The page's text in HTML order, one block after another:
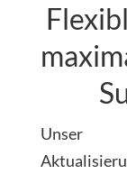
Unser